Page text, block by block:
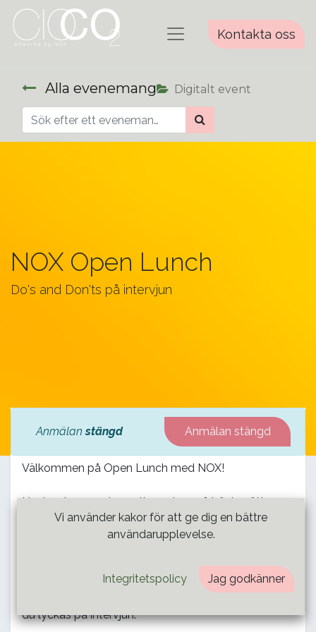
Kontakta oss
Alla evenemang Digitalt event
NOX Open Lunch
Do's and Don'ts på intervjun
Anmälanstängd Anmälan stängd
Välkommen på Open Lunch med NOX!
Hur kan jag som konsult prestera på bästa sätt
under en intervju? Vad är viktigt att tänka på? Och
vad ska jag absolut inte göra under en intervju?
Sensommaren är en tid då det är dags för många
att hitta nästa uppdrag och därför vill välkomna dig
du lyckas på intervjun.
Vi använder kakor för att ge dig en bättre
användarupplevelse.
Integritetspolicy Jag godkänner